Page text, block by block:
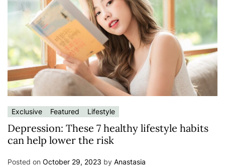
Exclusive Featured Lifestyle
Depression: These 7 healthy lifestyle habits
can help lower the risk
Posted on October 29, 2023 by Anastasia